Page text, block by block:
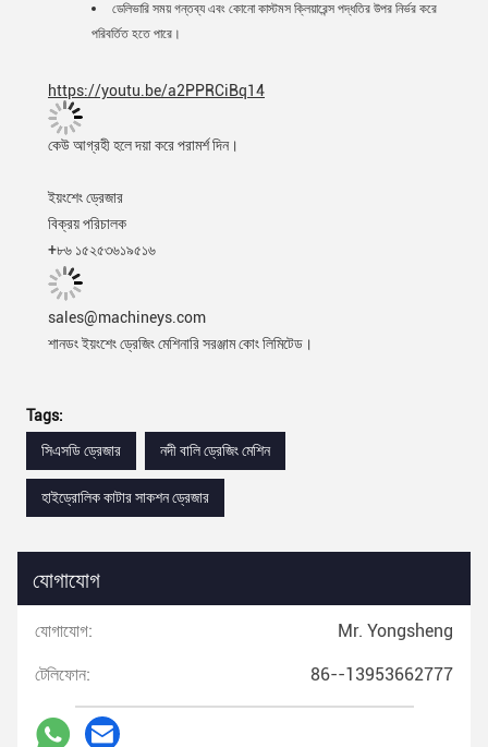
ডেলিভারি সময় গন্তব্য এবং কোনো কাস্টমস ক্লিয়ারেন্স পদ্ধতির উপর নির্ভর করে
পরিবর্তিত হতে পারে।
https://youtu.be/a2PPRCiBq14
কেউ আগ্রহী হলে দয়া করে পরামর্শ দিন।
ইয়ংশেং ড্রেজার
বিক্রয় পরিচালক
+৮৬ ১৫২৫৩৬১৯৫১৬
sales@machineys.com
শানডং ইয়ংশেং ড্রেজিং মেশিনারি সরঞ্জাম কোং লিমিটেড।
Tags:
সিএসডি ড্রেজার
নদী বালি ড্রেজিং মেশিন
হাইড্রোলিক কাটার সাকশন ড্রেজার
যোগাযোগ
যোগাযোগ: Mr. Yongsheng
টেলিফোন: 86--13953662777